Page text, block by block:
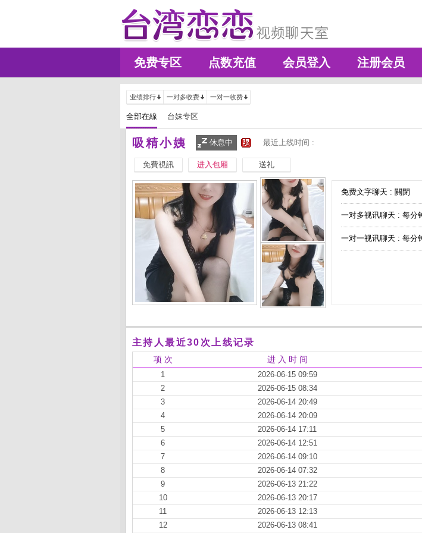
免费专区 点数充值 会员登入 注册会员
业绩排行 一对多收费 一对一收费
全部在線 台妹专区
吸精小姨 休息中 最近上线时间 :
免費視訊 进入包厢 送礼
免费文字聊天 : 關閉
一对多视讯聊天 : 每分
一对一视讯聊天 : 每分
主持人最近30次上线记录
项 次 进 入 时 间
1 2026-06-15 09:59
2
2026-06-15 08:34
3
2026-06-14 20:49
4
2026-06-14 20:09
5
2026-06-14 17:11
6
2026-06-14 12:51
7
2026-06-14 09:10
8
2026-06-14 07:32
9
2026-06-13 21:22
10
2026-06-13 20:17
11
2026-06-13 12:13
12
2026-06-13 08:41